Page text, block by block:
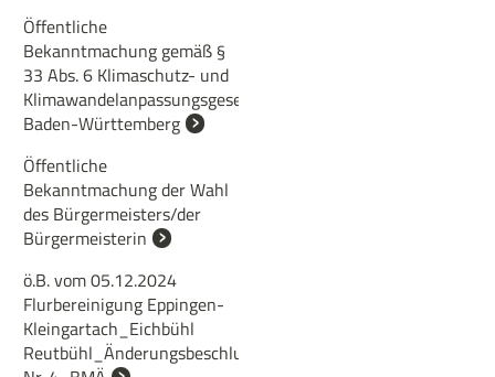
Öffentliche
Bekanntmachung gemäß §
33 Abs. 6 Klimaschutz- und
Klimawandelanpassungsgesetz
Baden-Württemberg
Öffentliche
Bekanntmachung der Wahl
des Bürgermeisters/der
Bürgermeisterin
ö.B. vom 05.12.2024
Flurbereinigung Eppingen-
Kleingartach_Eichbühl
Reutbühl_Änderungsbeschluss